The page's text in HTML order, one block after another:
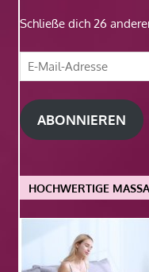
Schließe dich 26
E-
Mail-
Adresse
ABONNIEREN
HOCHWERTIGE